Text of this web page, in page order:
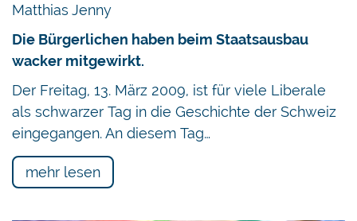
Matthias Jenny
Die Bürgerlichen haben beim Staatsausbau
wacker mitgewirkt.
Der Freitag, 13. März 2009, ist für viele Liberale
als schwarzer Tag in die Geschichte der Schweiz
eingegangen. An diesem Tag…
mehr lesen